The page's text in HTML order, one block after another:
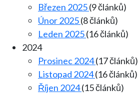
Březen 2025(9 článků)
Únor 2025(8 článků)
Leden 2025(16 článků)
2024
Prosinec 2024(17 článků)
Listopad 2024(16 článků)
Říjen 2024(15 článků)